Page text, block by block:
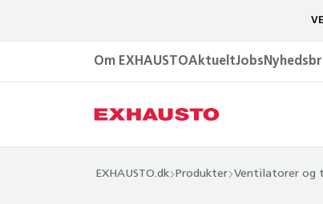
Om EXHAUSTOAktueltJobs
EXHAUSTO.dk Produkter Ventilatorer og